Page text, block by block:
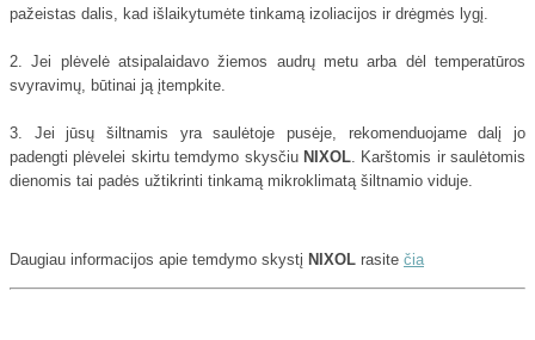
pažeistas dalis, kad išlaikytumėte tinkamą izoliacijos ir drėgmės lygį.
2. Jei plėvelė atsipalaidavo žiemos audrų metu arba dėl temperatūros
svyravimų, būtinai ją įtempkite.
3. Jei jūsų šiltnamis yra saulėtoje pusėje, rekomenduojame dalį jo
padengti plėvelei skirtu temdymo skysčiu NIXOL. Karštomis ir saulėtomis
dienomis tai padės užtikrinti tinkamą mikroklimatą šiltnamio viduje.
Daugiau informacijos apie temdymo skystį NIXOL rasite čia